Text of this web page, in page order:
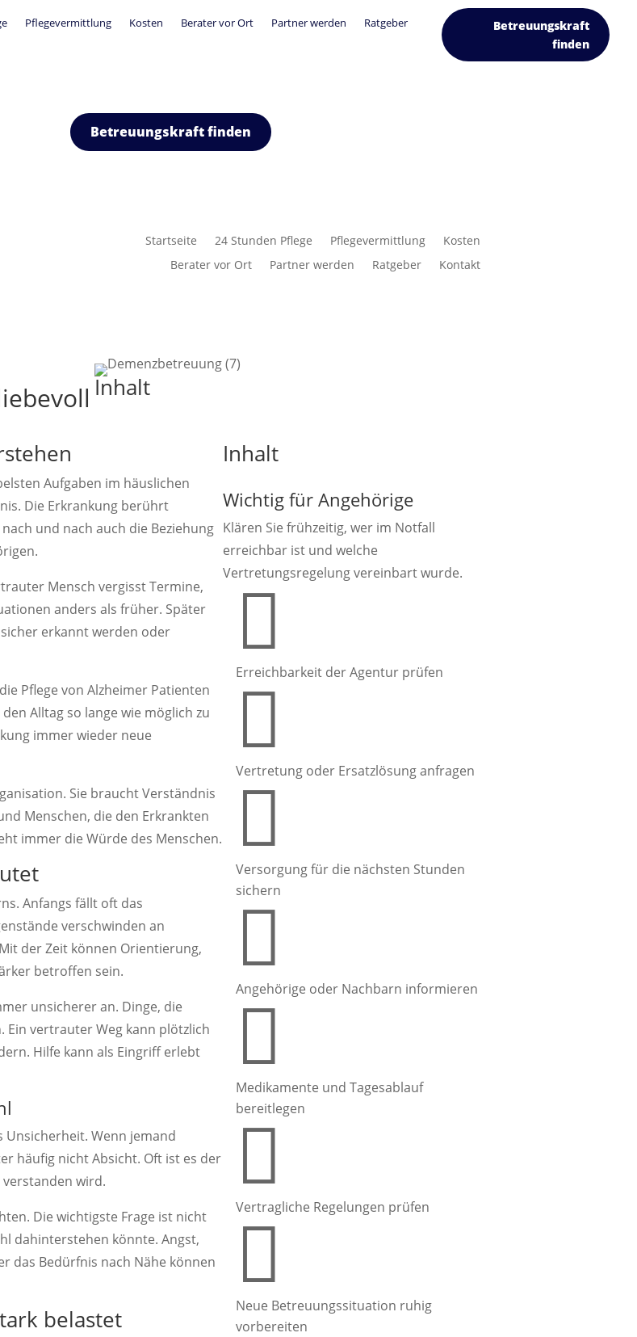
Pflegevermittlung Kosten Berater vor Ort Partner werden
Ratgeber
Betreuungskraft
finden
Betreuungskraft finden
Startseite 24 Stunden Pflege Pflegevermittlung
Kosten
Berater vor Ort
Partner werden Ratgeber Kontakt
Inhalt
Aufgaben im häuslichen
Die Erkrankung berührt
und nach auch die Beziehung
Mensch vergisst Termine,
anders als früher. Später
erkannt werden oder
Pflege von Alzheimer Patienten
Alltag so lange wie möglich zu
immer wieder neue
Sie braucht Verständnis
Menschen, die den Erkrankten
immer die Würde des Menschen.
Anfangs fällt oft das
verschwinden an
der Zeit können Orientierung,
betroffen sein.
unsicherer an. Dinge, die
vertrauter Weg kann plötzlich
Hilfe kann als Eingriff erlebt
Unsicherheit. Wenn jemand
häufig nicht Absicht. Oft ist es der
wird.
Die wichtigste Frage ist nicht
dahinterstehen könnte. Angst,
das Bedürfnis nach Nähe können
belastet
Inhalt
Wichtig für Angehörige
Klären Sie frühzeitig, wer im Notfall
erreichbar ist und welche
Vertretungsregelung vereinbart wurde.

Erreichbarkeit der Agentur prüfen

Vertretung oder Ersatzlösung anfragen

Versorgung für die nächsten Stunden
sichern

Angehörige oder Nachbarn informieren

Medikamente und Tagesablauf
bereitlegen

Vertragliche Regelungen prüfen

Neue Betreuungssituation ruhig
vorbereiten